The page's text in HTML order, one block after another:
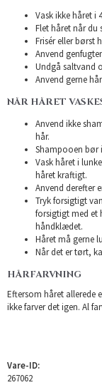
Vask ikke håret i
Flet håret når du
Frisér eller børst
Anvend
Undgå saltvand
Anvend gerne
NÅR HÅRET
Anvend ikke
hår.
Shampooen bør
Vask håret i
håret kraftigt.
Anvend derefter
Tryk forsigtigt
forsigtigt med et
håndklædet.
Håret må gerne
Når det er tørt,
HÅRFARVNING
Eftersom håret allerede
ikke farver det igen. Al
Vare-ID:
267062